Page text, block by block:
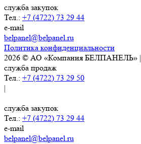
служба закупок
Тел.: +7 (4722) 73 29 44
e-mail
belpanel@belpanel.ru
Политика конфиденциальности
2026 © АО «Компания БЕЛПАНЕЛЬ» |
служба продаж
Тел.: +7 (4722) 73 29 50
|
служба закупок
Тел.: +7 (4722) 73 29 44
e-mail
belpanel@belpanel.ru